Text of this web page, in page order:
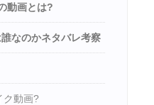
動画とは?
なのかネタバレ考察
ク動画?